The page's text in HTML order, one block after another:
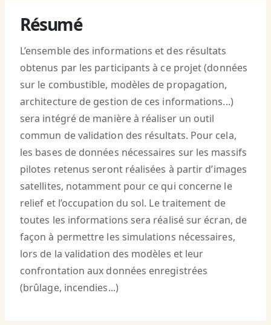
Résumé
L’ensemble des informations et des résultats
obtenus par les participants à ce projet (données
sur le combustible, modèles de propagation,
architecture de gestion de ces informations...)
sera intégré de manière à réaliser un outil
commun de validation des résultats. Pour cela,
les bases de données nécessaires sur les massifs
pilotes retenus seront réalisées à partir d’images
satellites, notamment pour ce qui concerne le
relief et l’occupation du sol. Le traitement de
toutes les informations sera réalisé sur écran, de
façon à permettre les simulations nécessaires,
lors de la validation des modèles et leur
confrontation aux données enregistrées
(brûlage, incendies...)